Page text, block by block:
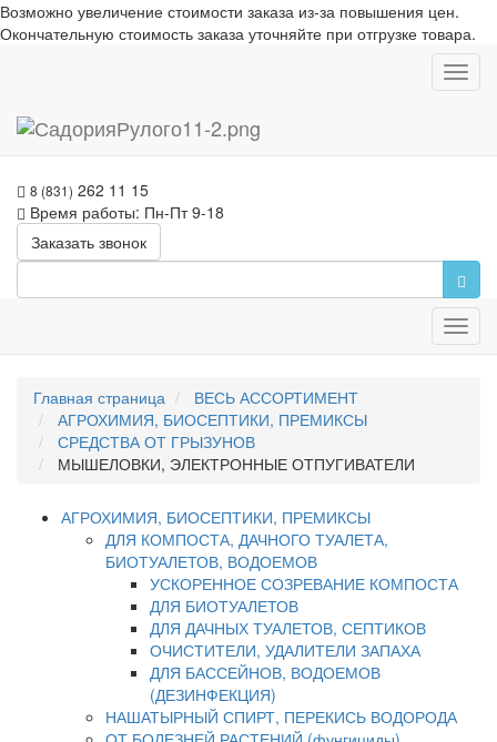
Возможно увеличение стоимости заказа из-за повышения цен.
Окончательную стоимость заказа уточняйте при отгрузке товара.
8 (831) 262 11 15
Время работы: Пн-Пт 9-18
Заказать звонок
Главная страница
ВЕСЬ АССОРТИМЕНТ
АГРОХИМИЯ, БИОСЕПТИКИ, ПРЕМИКСЫ
СРЕДСТВА ОТ ГРЫЗУНОВ
МЫШЕЛОВКИ, ЭЛЕКТРОННЫЕ ОТПУГИВАТЕЛИ
АГРОХИМИЯ, БИОСЕПТИКИ, ПРЕМИКСЫ
ДЛЯ КОМПОСТА, ДАЧНОГО ТУАЛЕТА,
БИОТУАЛЕТОВ, ВОДОЕМОВ
УСКОРЕННОЕ СОЗРЕВАНИЕ КОМПОСТА
ДЛЯ БИОТУАЛЕТОВ
ДЛЯ ДАЧНЫХ ТУАЛЕТОВ, СЕПТИКОВ
ОЧИСТИТЕЛИ, УДАЛИТЕЛИ ЗАПАХА
ДЛЯ БАССЕЙНОВ, ВОДОЕМОВ
(ДЕЗИНФЕКЦИЯ)
НАШАТЫРНЫЙ СПИРТ, ПЕРЕКИСЬ ВОДОРОДА